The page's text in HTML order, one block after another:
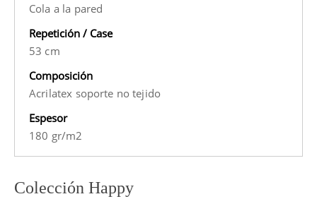
Cola a la pared
Repetición / Case
53 cm
Composición
Acrilatex soporte no tejido
Espesor
180 gr/m2
Colección Happy